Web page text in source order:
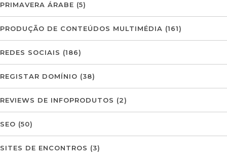
PRIMAVERA ÁRABE (5)
PRODUÇÃO DE CONTEÚDOS MULTIMÉDIA (161)
REDES SOCIAIS (186)
REGISTAR DOMÍNIO (38)
REVIEWS DE INFOPRODUTOS (2)
SEO (50)
SITES DE ENCONTROS (3)